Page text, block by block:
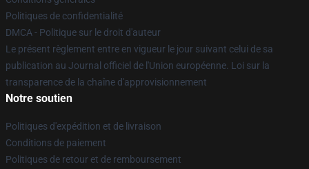
Politiques de confidentialité
DMCA - Politique sur le droit d'auteur
Le présent règlement entre en vigueur le jour suivant celui de sa
publication au Journal officiel de l'Union européenne. Loi sur la
transparence de la chaîne d'approvisionnement
Notre soutien
Politiques d'expédition et de livraison
Conditions de paiement
Politiques de retour et de remboursement